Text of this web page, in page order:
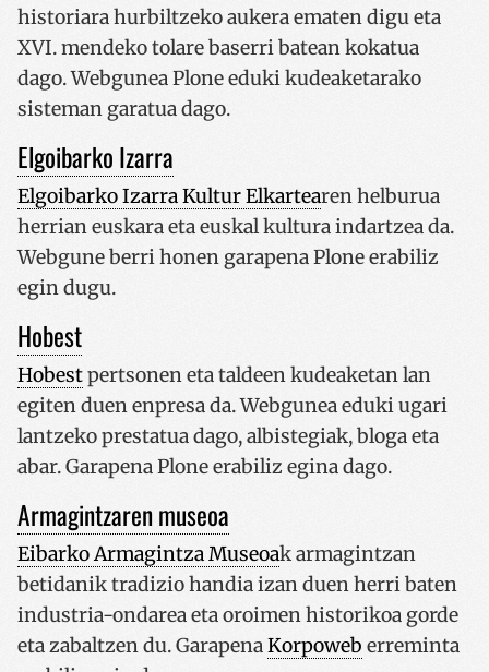
historiara hurbiltzeko aukera ematen digu eta
XVI. mendeko tolare baserri batean kokatua
dago. Webgunea Plone eduki kudeaketarako
sisteman garatua dago.
Elgoibarko Izarra
Elgoibarko Izarra Kultur Elkartearen helburua
herrian euskara eta euskal kultura indartzea da.
Webgune berri honen garapena Plone erabiliz
egin dugu.
Hobest
Hobestpertsonen eta taldeen kudeaketan lan
egiten duen enpresa da. Webgunea eduki ugari
lantzeko prestatua dago, albistegiak, bloga eta
abar. Garapena Plone erabiliz egina dago.
Armagintzaren museoa
Eibarko Armagintza Museoak armagintzan
betidanik tradizio handia izan duen herri baten
industria-ondarea eta oroimen historikoa gorde
eta zabaltzen du. GarapenaKorpoweb erreminta